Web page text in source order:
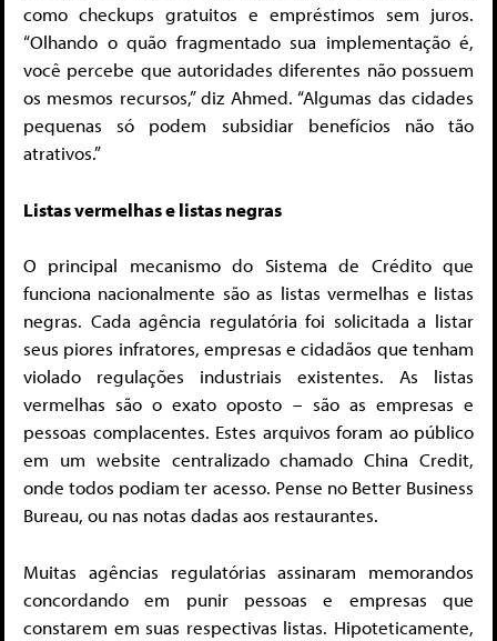
como checkups gratuitos e empréstimos sem juros.
“Olhando o quão fragmentado sua implementação é,
você percebe que autoridades diferentes não possuem
os mesmos recursos,” diz Ahmed. “Algumas das cidades
pequenas só podem subsidiar benefícios não tão
atrativos.”
Listas vermelhas e listas negras
O principal mecanismo do Sistema de Crédito que
funciona nacionalmente são as listas vermelhas e listas
negras. Cada agência regulatória foi solicitada a listar
seus piores infratores, empresas e cidadãos que tenham
violado regulações industriais existentes. As listas
vermelhas são o exato oposto – são as empresas e
pessoas complacentes. Estes arquivos foram ao público
em um website centralizado chamado China Credit,
onde todos podiam ter acesso. Pense no Better Business
Bureau, ou nas notas dadas aos restaurantes.
Muitas agências regulatórias assinaram memorandos
concordando em punir pessoas e empresas que
constarem em suas respectivas listas. Hipoteticamente,